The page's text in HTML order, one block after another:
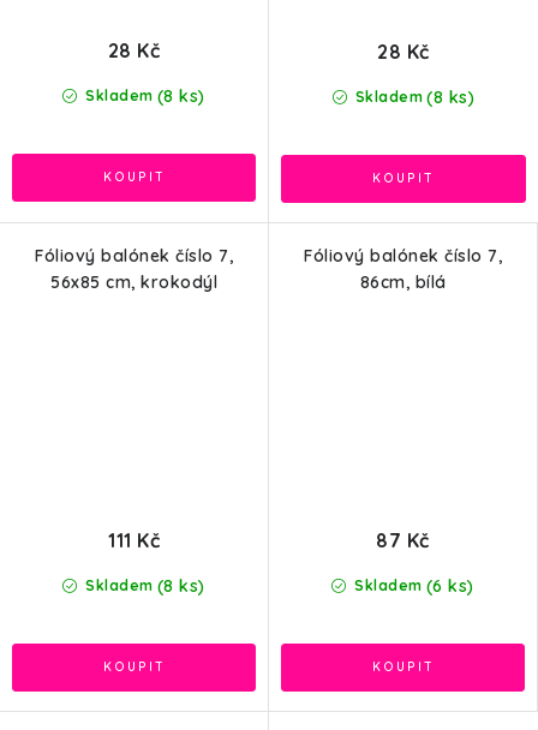
Skladem (8 ks)
28 Kč
Skladem (8 ks)
28 Kč
Fóliový balónek číslo 7,
56x85 cm, krokodýl
Skladem (8 ks)
111 Kč
Fóliový balónek číslo 7,
86cm, bílá
Skladem (6 ks)
87 Kč